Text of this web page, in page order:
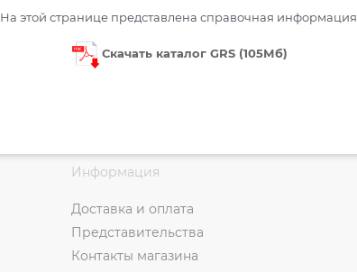
На этой странице представлена справочная информация.
Скачать каталог GRS (105Мб)
Информация
Доставка и оплата
Представительства
Контакты магазина